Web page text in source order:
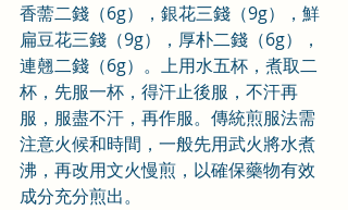
香薷二錢（6g），銀花三錢（9g），鮮
扁豆花三錢（9g），厚朴二錢（6g），
連翹二錢（6g）。上用水五杯，煮取二
杯，先服一杯，得汗止後服，不汗再
服，服盡不汗，再作服。傳統煎服法需
注意火候和時間，一般先用武火將水煮
沸，再改用文火慢煎，以確保藥物有效
成分充分煎出。